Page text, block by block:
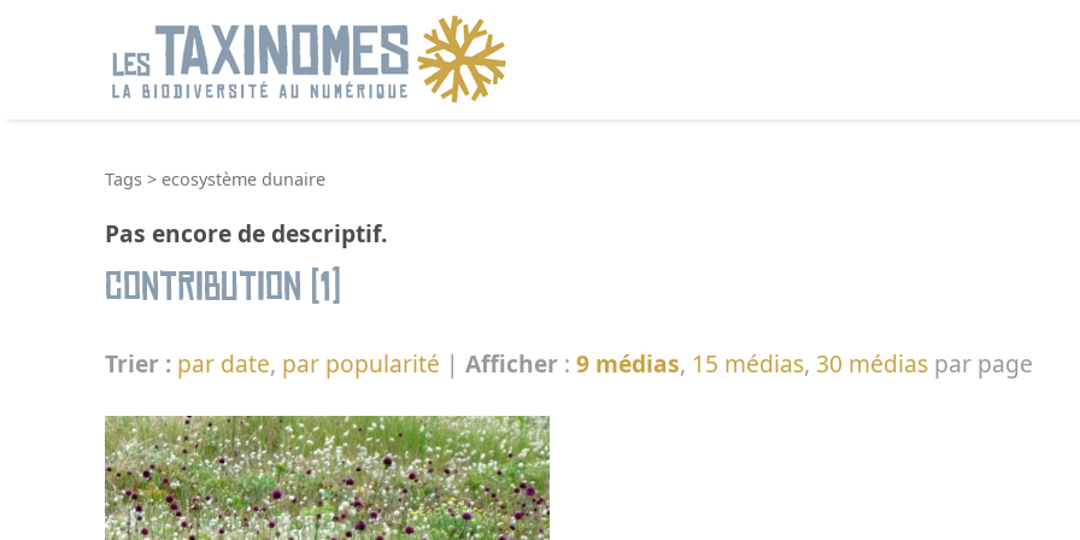
Tags > ecosystème dunaire
Pas encore de descriptif.
Contribution (1)
Trier : par date, par popularité | Afficher : 9 médias, 15 médias, 30 médias par page